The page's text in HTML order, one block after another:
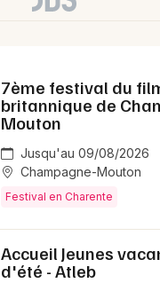
7ème festival du
britannique de
Mouton
Jusqu'au 09/08/2026
Champagne-Mouton
Festival en Charente
Accueil Jeunes
d'été - Atleb